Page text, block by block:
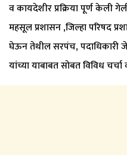
व कायदेशीर प्रक्रिया पूर्ण केली
महसूल प्रशासन ,जिल्हा परिषद
घेऊन तेथील सरपंच, पदाधिकारी
यांच्या याबाबत सोबत विविध